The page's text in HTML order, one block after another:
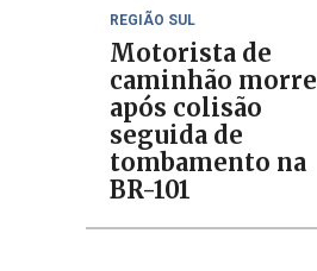
REGIÃO SUL
Motorista de
caminhão morre
após colisão
seguida de
tombamento na
BR-101